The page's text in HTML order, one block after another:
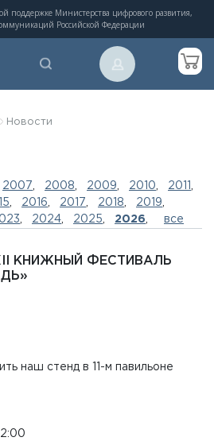
поддержке Министерства цифрового развития,
Российской Федерации
Новости
2007 2008 2009 2010 2011
2016 2017 2018 2019
2024 2025 2026 все
КНИЖНЫЙ ФЕСТИВАЛЬ
наш стенд в 11-м павильоне